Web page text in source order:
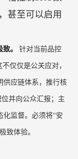
甚至可以启用
致。 针对当前品控
仅仅是公关应对，
供应链体系，推行核
并向公众汇报；主
化监督。必须将“安
致体验。